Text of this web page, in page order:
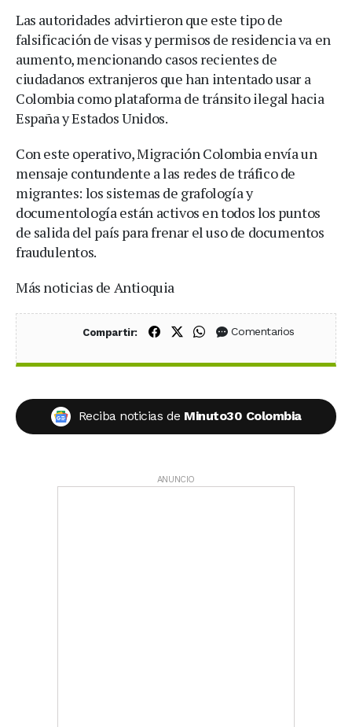
Las autoridades advirtieron que este tipo de
falsificación de visas y permisos de residencia va en
aumento, mencionando casos recientes de
ciudadanos extranjeros que han intentado usar a
Colombia como plataforma de tránsito ilegal hacia
España y Estados Unidos.
Con este operativo, Migración Colombia envía un
mensaje contundente a las redes de tráfico de
migrantes: los sistemas de grafología y
documentología están activos en todos los puntos
de salida del país para frenar el uso de documentos
fraudulentos.
Más noticias de Antioquia
Compartir: Compartir en Facebook
Compartir en X (Twitter)
Compartir en WhatsApp
Comentarios
Reciba noticias de Minuto30 Colombia
ANUNCIO